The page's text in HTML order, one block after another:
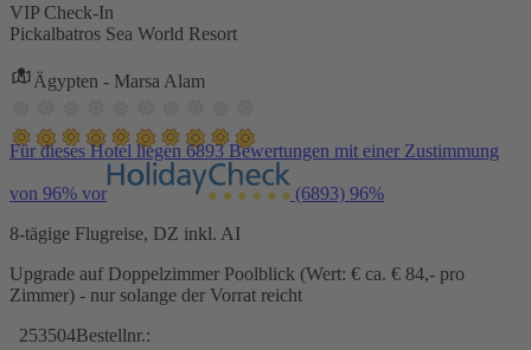
VIP Check-In
Pickalbatros Sea World Resort
Ägypten - Marsa Alam
Für dieses Hotel liegen 6893 Bewertungen mit einer Zustimmung
von 96% vor (6893) 96%
8-tägige Flugreise, DZ inkl. AI
Upgrade auf Doppelzimmer Poolblick (Wert: € ca. € 84,- pro
Zimmer) - nur solange der Vorrat reicht
253504Bestellnr.: